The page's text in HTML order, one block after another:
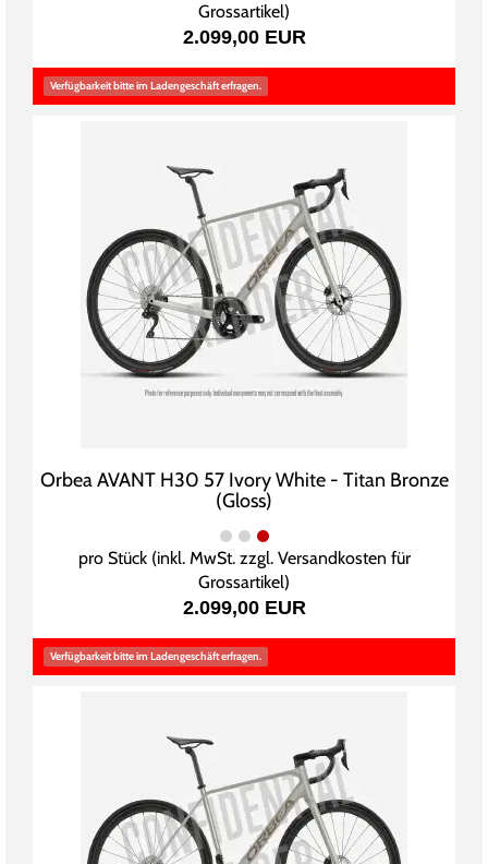
Grossartikel)
2.099,00 EUR
Verfügbarkeit bitte im Ladengeschäft erfragen.
Orbea AVANT H30 57 Ivory White - Titan Bronze
(Gloss)
pro Stück (inkl. MwSt. zzgl. Versandkosten für
Grossartikel)
2.099,00 EUR
Verfügbarkeit bitte im Ladengeschäft erfragen.